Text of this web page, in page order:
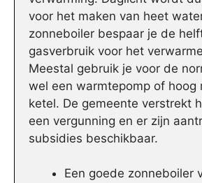
voor het maken van heet
zonneboiler bespaar je de
gasverbruik voor het
Meestal gebruik je voor de
wel een warmtepomp of hoog
ketel. De gemeente verstrekt
een vergunning en er zijn
subsidies beschikbaar.
Een goede zonneboiler